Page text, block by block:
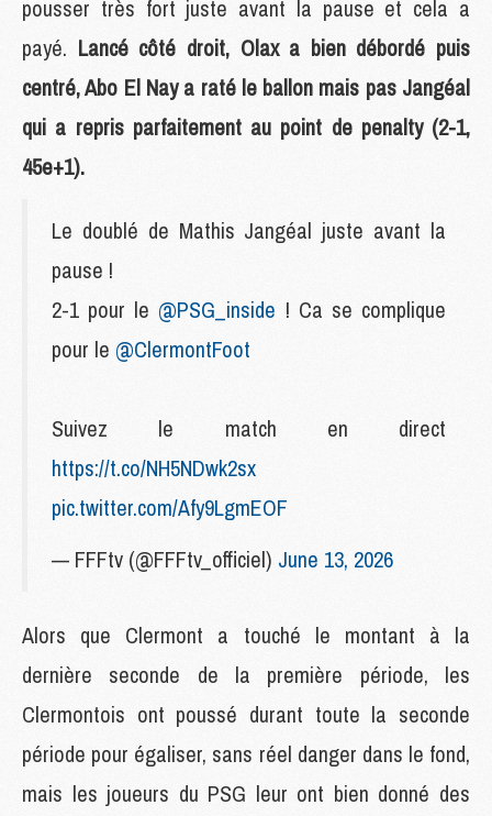
pousser très fort juste avant la pause et cela a
payé. Lancé côté droit, Olax a bien débordé puis
centré, Abo El Nay a raté le ballon mais pas Jangéal
qui a repris parfaitement au point de penalty (2-1,
45e+1).
Le doublé de Mathis Jangéal juste avant la
pause !
2-1 pour le @PSG_inside ! Ca se complique
pour le @ClermontFoot
Suivez le match en direct
https://t.co/NH5NDwk2sx
pic.twitter.com/Afy9LgmEOF
— FFFtv (@FFFtv_officiel) June 13, 2026
Alors que Clermont a touché le montant à la
dernière seconde de la première période, les
Clermontois ont poussé durant toute la seconde
période pour égaliser, sans réel danger dans le fond,
mais les joueurs du PSG leur ont bien donné des